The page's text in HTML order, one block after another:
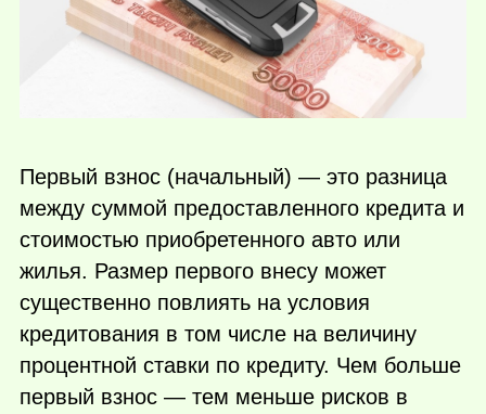
Первый взнос (начальный) — это разница
между суммой предоставленного кредита и
стоимостью приобретенного авто или
жилья. Размер первого внесу может
существенно повлиять на условия
кредитования в том числе на величину
процентной ставки по кредиту. Чем больше
первый взнос — тем меньше рисков в